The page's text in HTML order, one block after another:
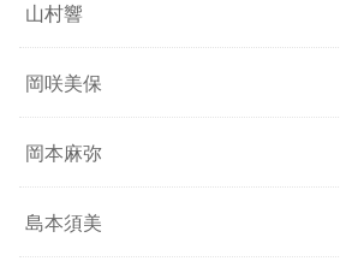
山村響
岡咲美保
岡本麻弥
島本須美